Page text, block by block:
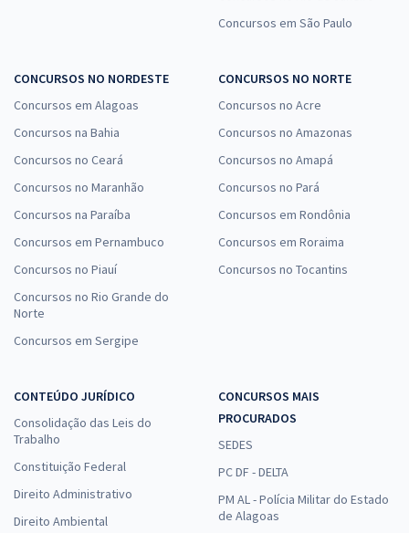
Concursos em São Paulo
CONCURSOS NO NORDESTE
Concursos em Alagoas
Concursos na Bahia
Concursos no Ceará
Concursos no Maranhão
Concursos na Paraíba
Concursos em Pernambuco
Concursos no Piauí
Concursos no Rio Grande do
Norte
Concursos em Sergipe
CONCURSOS NO NORTE
Concursos no Acre
Concursos no Amazonas
Concursos no Amapá
Concursos no Pará
Concursos em Rondônia
Concursos em Roraima
Concursos no Tocantins
CONTEÚDO JURÍDICO
Consolidação das Leis do
Trabalho
Constituição Federal
Direito Administrativo
Direito Ambiental
CONCURSOS MAIS
PROCURADOS
SEDES
PC DF - DELTA
PM AL - Polícia Militar do Estado
de Alagoas